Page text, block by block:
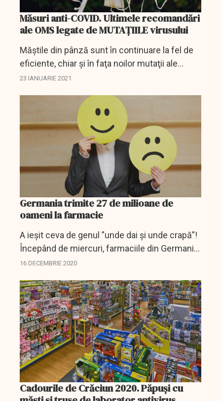
Măsuri anti-COVID. Ultimele recomandări
ale OMS legate de MUTAȚIILE virusului
Măştile din pânză sunt în continuare la fel de
eficiente, chiar şi în faţa noilor mutaţii ale
coronavirusului, deoarece modul de
Organizaţia Mondială a...
23 IANUARIE 2021
Germania trimite 27 de milioane de
oameni la farmacie
A ieșit ceva de genul ”unde dai și unde crapă”!
Începând de miercuri, farmaciile din Germania
distribuie gratuit câte trei măști FFP2 pentru
16 DECEMBRIE 2020
Cadourile de Crăciun 2020. Păpuși cu